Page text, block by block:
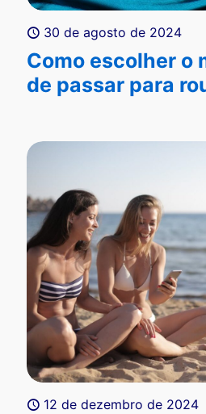
30 de agosto de 2024
Como escolher o
de passar para
12 de dezembro de 2024